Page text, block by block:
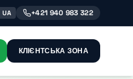
UA +421 940 983 322
КЛІЄНТСЬКА ЗОНА